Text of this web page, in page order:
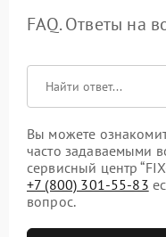
FAQ. Ответы на
Вы можете
часто задаваемыми
сервисный центр
+7 (800) 301-55-83
вопрос.